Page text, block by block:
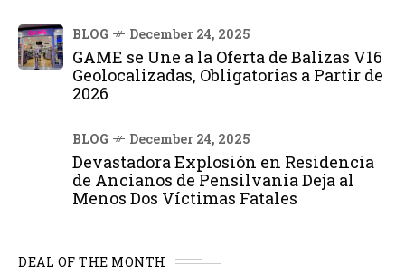
BLOG December 24, 2025
GAME se Une a la Oferta de Balizas V16
Geolocalizadas, Obligatorias a Partir de
2026
BLOG December 24, 2025
Devastadora Explosión en Residencia
de Ancianos de Pensilvania Deja al
Menos Dos Víctimas Fatales
DEAL OF THE MONTH